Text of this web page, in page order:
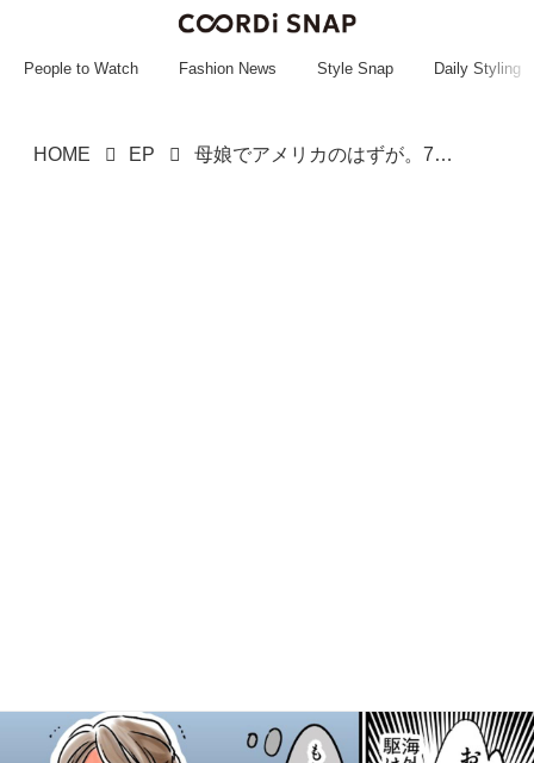
~~~~~~~~~~~
People to Watch Fashion News Style Snap Daily Styling
HOME EP 母娘でアメリカのはずが。70代の母が機内で発作、呼吸困難 → 居合わせた医師と添乗員に、後日娘は